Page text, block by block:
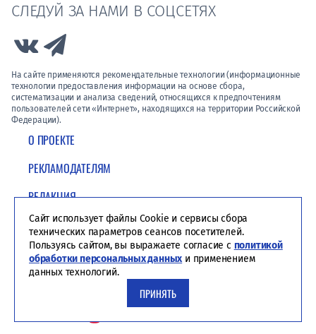
О ПРОЕКТЕ
РЕКЛАМОДАТЕЛЯМ
РЕДАКЦИЯ
ПОЛИТИКА КОНФИДЕНЦИАЛЬНОСТИ
СЛЕДУЙ ЗА НАМИ В СОЦСЕТЯХ
Link to Vk
На сайте применяются рекомендательные технологии (информационные
технологии предоставления информации на основе сбора,
систематизации и анализа сведений, относящихся к предпочтениям
пользователей сети «Интернет», находящихся на территории Российской
Федерации).
Сайт использует файлы Cookie и сервисы сбора
технических параметров сеансов посетителей.
Пользуясь сайтом, вы выражаете согласие с политикой
обработки персональных данных и применением
данных технологий.
ПРИНЯТЬ